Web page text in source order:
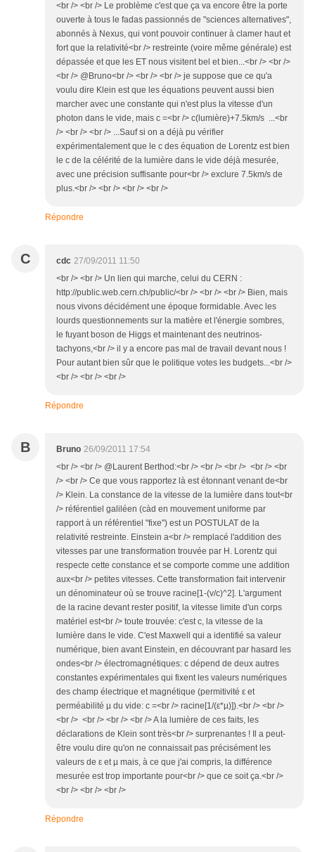
<br /> <br /> Le problème c'est que ça va encore être la porte
ouverte à tous le fadas passionnés de "sciences alternatives",
abonnés à Nexus, qui vont pouvoir continuer à clamer haut et
fort que la relativité<br /> restreinte (voire même générale) est
dépassée et que les ET nous visitent bel et bien...<br /> <br />
<br /> @Bruno<br /> <br /> <br /> je suppose que ce qu'a
voulu dire Klein est que les équations peuvent aussi bien
marcher avec une constante qui n'est plus la vitesse d'un
photon dans le vide, mais c =<br /> c(lumière)+7.5km/s ...<br
/> <br /> <br /> ...Sauf si on a déjà pu vérifier
expérimentalement que le c des équation de Lorentz est bien
le c de la célérité de la lumière dans le vide déjà mesurée,
avec une précision suffisante pour<br /> exclure 7.5km/s de
plus.<br /> <br /> <br /> <br />
Répondre
C cdc 27/09/2011 11:50
<br /> <br /> Un lien qui marche, celui du CERN :
http://public.web.cern.ch/public/<br /> <br /> <br /> Bien, mais
nous vivons décidément une époque formidable. Avec les
lourds questionnements sur la matière et l'énergie sombres,
le fuyant boson de Higgs et maintenant des neutrinos-
tachyons,<br /> il y a encore pas mal de travail devant nous !
Pour autant bien sûr que le politique votes les budgets...<br />
<br /> <br /> <br />
Répondre
B Bruno 26/09/2011 17:54
<br /> <br /> @Laurent Berthod:<br /> <br /> <br /> <br /> <br
/> <br /> Ce que vous rapportez là est étonnant venant de<br
/> Klein. La constance de la vitesse de la lumière dans tout<br
/> référentiel galiléen (càd en mouvement uniforme par
rapport à un référentiel "fixe") est un POSTULAT de la
relativité restreinte. Einstein a<br /> remplacé l'addition des
vitesses par une transformation trouvée par H. Lorentz qui
respecte cette constance et se comporte comme une addition
aux<br /> petites vitesses. Cette transformation fait intervenir
un dénominateur où se trouve racine[1-(v/c)^2]. L'argument
de la racine devant rester positif, la vitesse limite d'un corps
matériel est<br /> toute trouvée: c'est c, la vitesse de la
lumière dans le vide. C'est Maxwell qui a identifié sa valeur
numérique, bien avant Einstein, en découvrant par hasard les
ondes<br /> électromagnétiques: c dépend de deux autres
constantes expérimentales qui fixent les valeurs numériques
des champ électrique et magnétique (permitivité ε et
perméabilité µ du vide: c =<br /> racine[1/(ε*µ)]).<br /> <br />
<br /> <br /> <br /> <br /> A la lumière de ces faits, les
déclarations de Klein sont très<br /> surprenantes ! Il a peut-
être voulu dire qu'on ne connaissait pas précisément les
valeurs de ε et µ mais, à ce que j'ai compris, la différence
mesurée est trop importante pour<br /> que ce soit ça.<br />
<br /> <br /> <br />
Répondre